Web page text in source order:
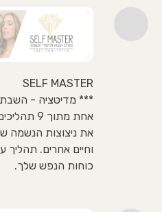
SELF MASTER
*** מדיטציה -
אחת
את ניצוצות הנשמה
וחיים אחרים. תהליך
כוחות הנפש שלך.